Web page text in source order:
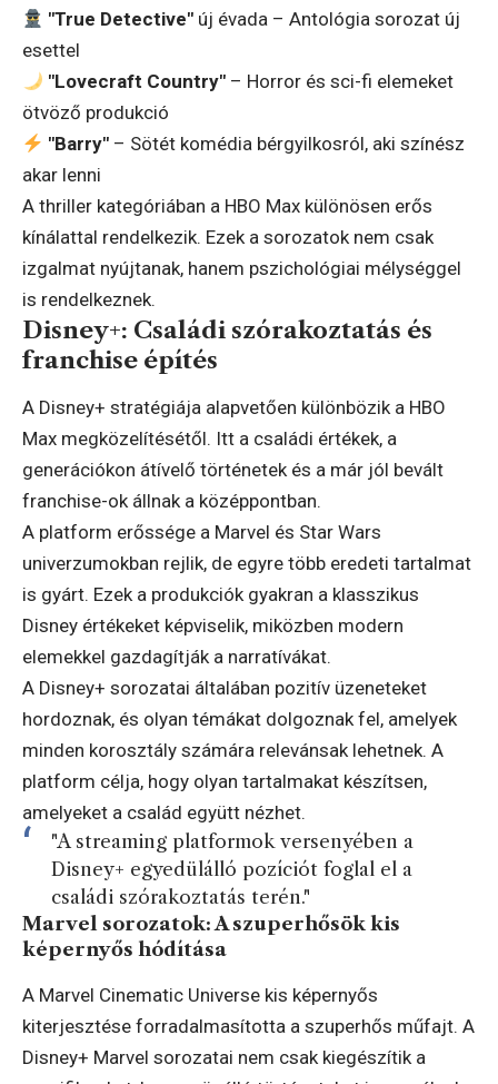
"True Detective" új évada – Antológia sorozat új
esettel
"Lovecraft Country" – Horror és sci-fi elemeket
ötvöző produkció
"Barry" – Sötét komédia bérgyilkosról, aki színész
akar lenni
A thriller kategóriában a HBO Max különösen erős
kínálattal rendelkezik. Ezek a sorozatok nem csak
izgalmat nyújtanak, hanem pszichológiai mélységgel
is rendelkeznek.
Disney+: Családi szórakoztatás és
franchise építés
A Disney+ stratégiája alapvetően különbözik a HBO
Max megközelítésétől. Itt a családi értékek, a
generációkon átívelő történetek és a már jól bevált
franchise-ok állnak a középpontban.
A platform erőssége a Marvel és Star Wars
univerzumokban rejlik, de egyre több eredeti tartalmat
is gyárt. Ezek a produkciók gyakran a klasszikus
Disney értékeket képviselik, miközben modern
elemekkel gazdagítják a narratívákat.
A Disney+ sorozatai általában pozitív üzeneteket
hordoznak, és olyan témákat dolgoznak fel, amelyek
minden korosztály számára relevánsak lehetnek. A
platform célja, hogy olyan tartalmakat készítsen,
amelyeket a család együtt nézhet.
"A streaming platformok versenyében a
Disney+ egyedülálló pozíciót foglal el a
családi szórakoztatás terén."
Marvel sorozatok: A szuperhősök kis
képernyős hódítása
A Marvel Cinematic Universe kis képernyős
kiterjesztése forradalmasította a szuperhős műfajt. A
Disney+ Marvel sorozatai nem csak kiegészítik a